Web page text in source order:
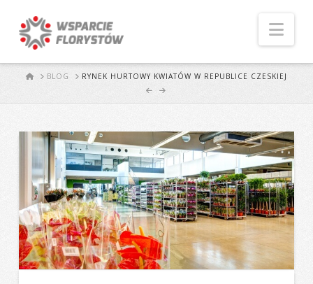
STARTBLOG RYNEK HURTOWY KWIATÓW W REPUBLICE CZESKIEJ